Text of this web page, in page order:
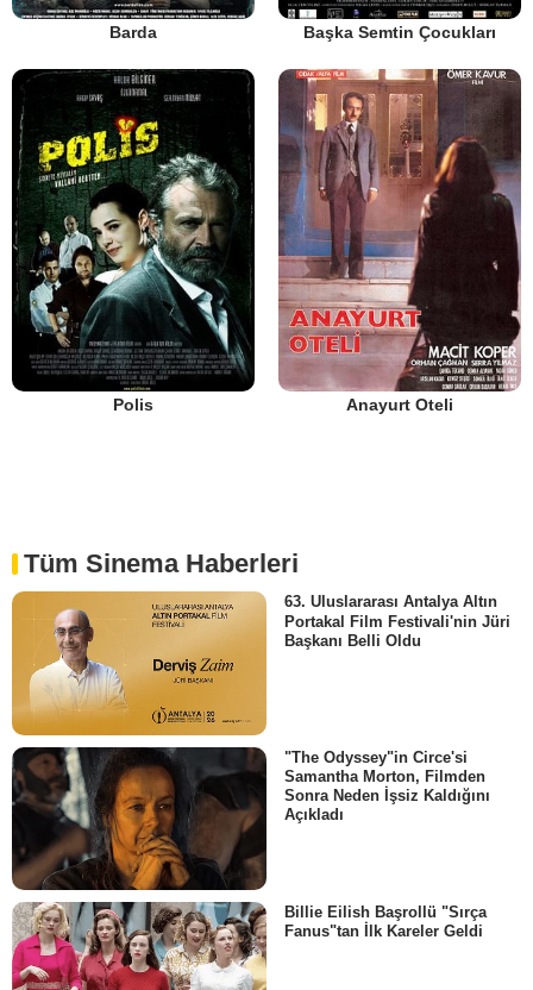
Barda Başka Semtin Çocukları
Polis Anayurt Oteli
Tüm Sinema Haberleri
63. Uluslararası Antalya Altın
Portakal Film Festivali'nin Jüri
Başkanı Belli Oldu
"The Odyssey"in Circe'si
Samantha Morton, Filmden
Sonra Neden İşsiz Kaldığını
Açıkladı
Billie Eilish Başrollü "Sırça
Fanus"tan İlk Kareler Geldi